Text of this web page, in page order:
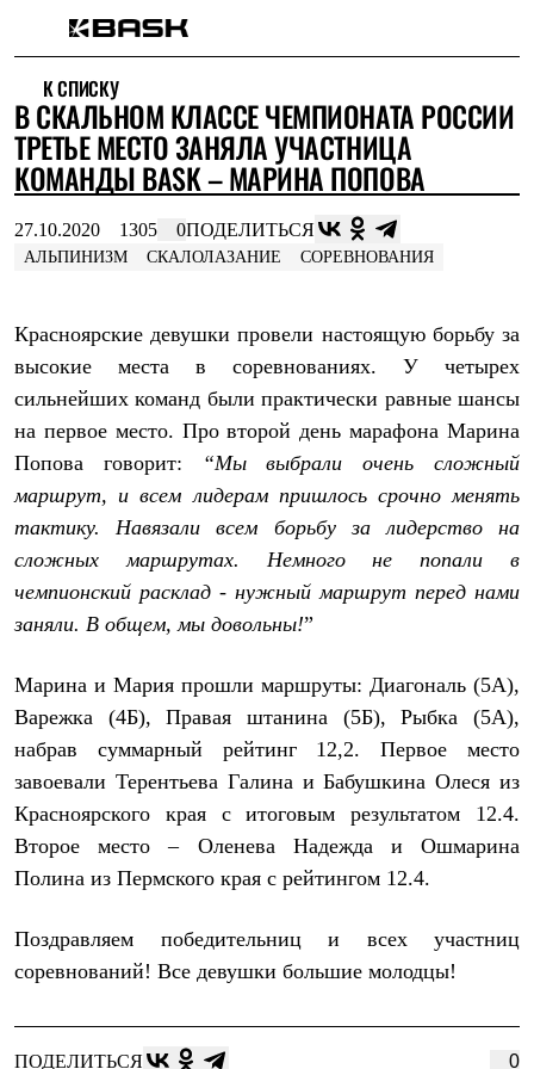
Интернет-магазин
Мужская одежда
Утепленная пухом
Куртки
Брюки
Комбинезоны
Утепленная синтетикой
Куртки
Брюки
Куртки
Брюки
Флисовая одежда
Куртки
Брюки
Жилеты
Термобелье
Теплое термобелье
Среднее термобелье
Лёгкая одежда
Рубашки
Толстовки
Брюки
Шорты
Женская одежда
Утепленная пухом
Куртки
Брюки
Жилеты
Утепленная синтетикой
Брюки
Штормовая одежда
Куртки
Лёгкая одежда
К СПИСКУ
В СКАЛЬНОМ КЛАССЕ ЧЕМПИОНАТА РОССИИ
ТРЕТЬЕ МЕСТО ЗАНЯЛА УЧАСТНИЦА
КОМАНДЫ BASK – МАРИНА ПОПОВА
27.10.2020 1305 0ПОДЕЛИТЬСЯ
АЛЬПИНИЗМ СКАЛОЛАЗАНИЕ СОРЕВНОВАНИЯ
Красноярские девушки провели настоящую борьбу за
высокие места в соревнованиях. У четырех
сильнейших команд были практически равные шансы
на первое место. Про второй день марафона Марина
Попова говорит:
“Мы выбрали очень сложный
маршрут, и всем лидерам пришлось срочно менять
тактику. Навязали всем борьбу за лидерство на
сложных маршрутах. Немного не попали в
чемпионский расклад - нужный маршрут перед нами
заняли. В общем, мы довольны!”
Марина и Мария прошли маршруты: Диагональ (5А),
Варежка (4Б), Правая штанина (5Б), Рыбка (5А),
набрав суммарный рейтинг 12,2. Первое место
завоевали Терентьева Галина и Бабушкина Олеся из
Красноярского края с итоговым результатом 12.4.
Второе место – Оленева Надежда и Ошмарина
Полина из Пермского края с рейтингом 12.4.
Поздравляем победительниц и всех участниц
соревнований! Все девушки большие молодцы!
ПОДЕЛИТЬСЯ 0